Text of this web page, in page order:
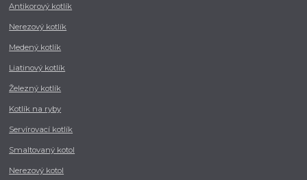
Antikorový kotlík
Nerezový kotlík
Medený kotlík
Liatinový kotlík
Železný kotlík
Kotlík na ryby
Servírovací kotlík
Smaltovaný kotol
Nerezový kotol